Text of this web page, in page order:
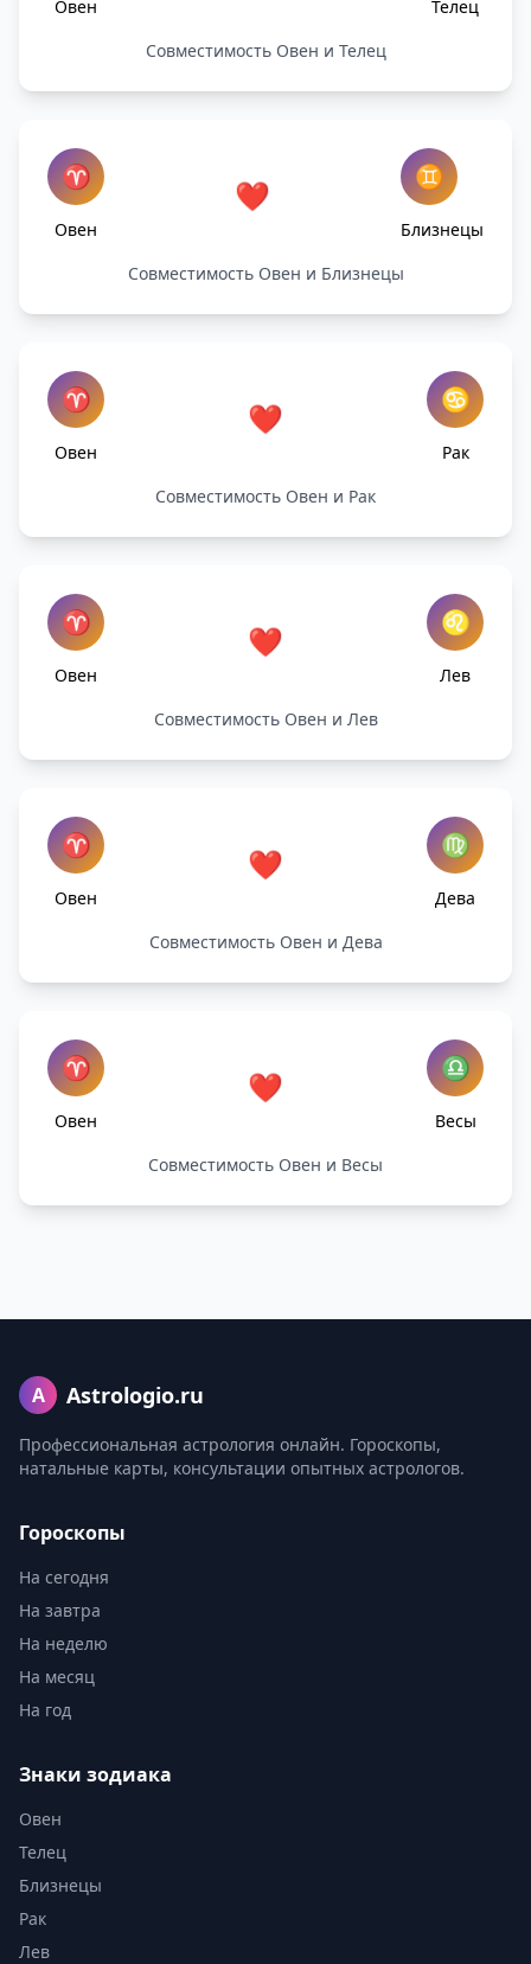
Овен
Телец
Совместимость Овен и Телец
♈
Овен
❤️ ♊
Близнецы
Совместимость Овен и Близнецы
♈
Овен
❤️ ♋
Рак
Совместимость Овен и Рак
♈
Овен
❤️ ♌
Лев
Совместимость Овен и Лев
♈
Овен
❤️ ♍
Дева
Совместимость Овен и Дева
♈
Овен
❤️ ♎
Весы
Совместимость Овен и Весы
A Astrologio.ru
Профессиональная астрология онлайн. Гороскопы,
натальные карты, консультации опытных астрологов.
Гороскопы
На сегодня
На завтра
На неделю
На месяц
На год
Знаки зодиака
Овен
Телец
Близнецы
Рак
Лев